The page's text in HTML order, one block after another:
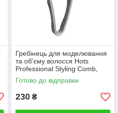
Гребінець для моделювання
та об'єму волосся Hots
Professional Styling Comb,
сірий (HP3020-GRY)
Готово до відправки
230 ₴